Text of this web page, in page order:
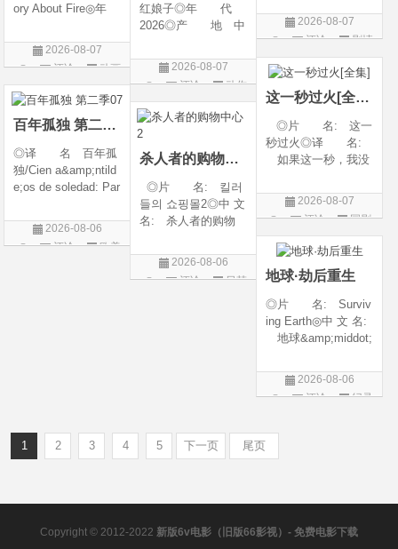
(台)◎年 代: 20
25◎产 地: 法
剧情◎语 言:
法语 /
2026-08-07
评论
剧情
片
ory About Fire◎年
地: 中国大陆◎
类 别: 动画 / 奇
汉语普通话◎上映
日期: 202
2026-08-07
评论
动画
片
红娘子◎年 代
2026◎产 地 中
剧情 / 动作 / 战争◎
上映日期 2026-08-
链接 https://movie.
douban.com/s
2026-08-07
评论
动作
片
这一秒过火[全集]
◎片 名: 这一
秒过火◎译 名:
如果这一秒，我没
年 代: 2026◎
产 地: 中国大
情 / 爱情◎语 言:
汉语普通话◎上映
2026-08-07
评论
国剧
百年孤独 第二季07
◎译 名 百年孤
独/Cien a&amp;ntild
e;os de soledad: Par
ears of Solitude/One
Hundred Years of So
2026-08-06
评论
欧美
杀人者的购物中心2
◎片 名: 킬러
들의 쇼핑몰2◎中 文
名: 杀人者的购物
A Shop for Killers S
2 / A Shop for Killers
2026-08-06
评论
日韩
地球·劫后重生
◎片 名: Surviv
ing Earth◎中 文 名:
地球&amp;middot;
名: 幸存地球◎
年 代: 2026◎
◎上映
2026-08-06
评论
纪录
1 2 3 4 5 下一页 尾页
Copyright © 2012-2022 新版6v电影（旧版66影视）- 免费电影下载